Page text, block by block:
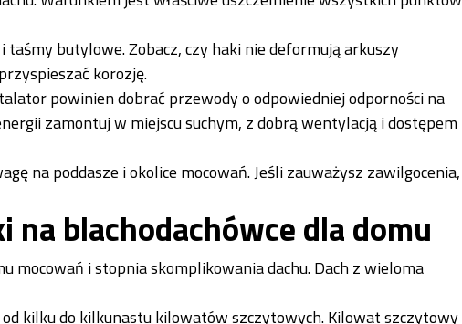
butylowe. Zobacz, czy haki nie deformują arkuszy
korozję.
powinien dobrać przewody o odpowiedniej odporności na
zamontuj w miejscu suchym, z dobrą wentylacją i dostępem
na poddasze i okolice mocowań. Jeśli zauważysz zawilgocenia,
blachodachówce dla domu
mocowań i stopnia skomplikowania dachu. Dach z wieloma
kilku do kilkunastu kilowatów szczytowych. Kilowat szczytowy